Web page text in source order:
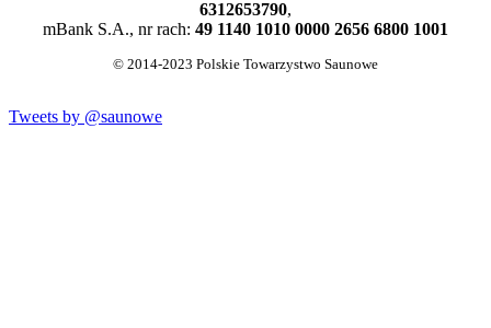
6312653790,
mBank S.A., nr rach: 49 1140 1010 0000 2656 6800 1001
© 2014-2023 Polskie Towarzystwo Saunowe
Tweets by @saunowe